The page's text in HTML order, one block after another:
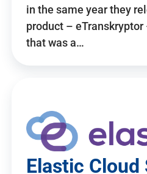
in the same year they
product –
that was a…
Elastic